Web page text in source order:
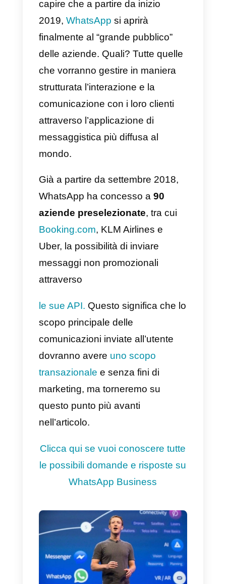
importanti? Scoprilo
quest’articoloo con questo
breve video di Marco
Montemagno.
Non è ancora stata resa pubblica
una data ufficiale, ma pare di
2019,WhatsAppsi aprirà
finalmente al “grande pubblico”
delle aziende. Quali? Tutte quelle
che vorranno gestire in maniera
strutturata l’interazione e la
attraverso l’applicazione di
messaggistica più diffusa al
WhatsApp ha concesso a
aziende preselezionate
Booking.com
, KLM Airlines e
Uber, la possibilità di inviare
messaggi non promozionali
le sue API.Questo significa che
scopo principale delle
comunicazioni inviate all’utente